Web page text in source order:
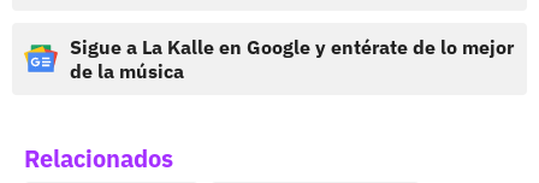
Sigue a La Kalle en Google y entérate de lo mejor
de la música
Relacionados